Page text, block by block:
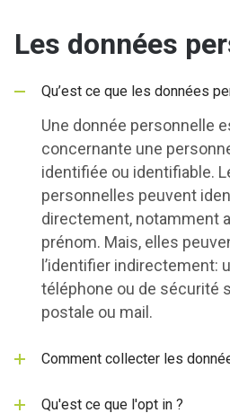
Les données
Qu’est ce que les données
Une donnée personnelle
concernante une
identifiée ou identifiable.
personnelles peuvent
directement, notamment
prénom. Mais, elles
l’identifier indirectement:
téléphone ou de sécurité
postale ou mail.
Comment collecter les
Qu'est ce que l'opt in ?